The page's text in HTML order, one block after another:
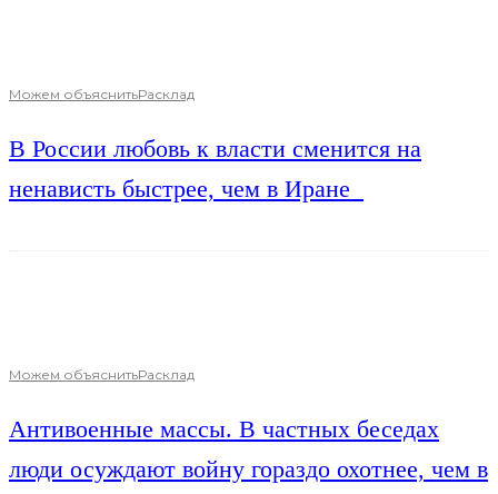
Можем объяснитьРасклад
В России любовь к власти сменится на
ненависть быстрее, чем в Иране
Можем объяснитьРасклад
Антивоенные массы. В частных беседах
люди осуждают войну гораздо охотнее, чем в